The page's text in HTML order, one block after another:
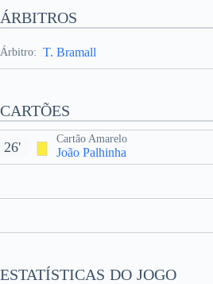
ÁRBITROS
Árbitro: T. Bramall
CARTÕES
Cartão Amarelo
João Palhinha
26'
ESTATÍSTICAS DO JOGO